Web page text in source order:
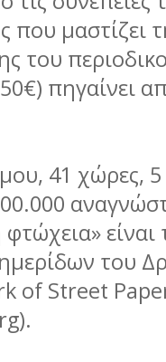
που μαστίζει
του
πηγαίνει
41 χώρες,
του
of Street